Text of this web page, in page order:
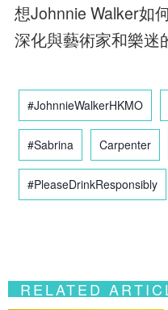
想Johnnie Walker如
深化與藝術家和樂迷
#JohnnieWalkerHKMO
#Sabrina Carpenter
#PleaseDrinkResponsibly
RELATED